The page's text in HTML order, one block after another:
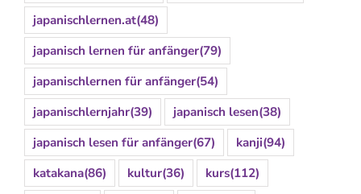
japanischlernen.at(48)
japanisch lernen für anfänger(79)
japanischlernen für anfänger(54)
japanischlernjahr(39) japanisch lesen(38)
japanisch lesen für anfänger(67) kanji(94)
katakana(86) kultur(36) kurs(112)